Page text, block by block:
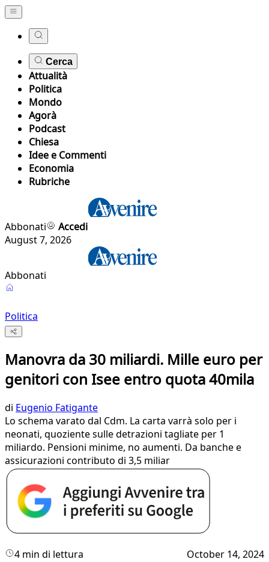
Cerca
Attualità
Politica
Mondo
Agorà
Podcast
Chiesa
Idee e Commenti
Economia
Rubriche
Abbonati
Accedi
August 7, 2026
Abbonati
Politica
Manovra da 30 miliardi. Mille euro per
genitori con Isee entro quota 40mila
di Eugenio Fatigante
Lo schema varato dal Cdm. La carta varrà solo per i
neonati, quoziente sulle detrazioni tagliate per 1
miliardo. Pensioni minime, no aumenti. Da banche e
assicurazioni contributo di 3,5 miliar
4 min di lettura October 14, 2024